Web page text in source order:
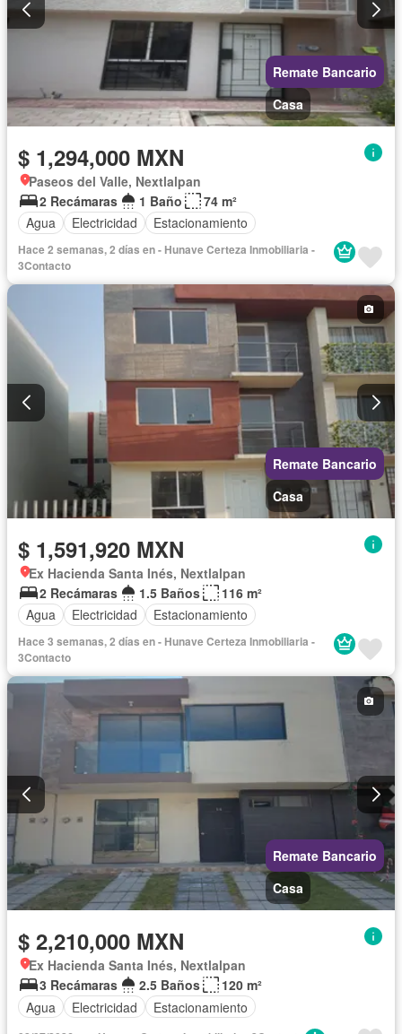
Remate Bancario
Casa
$ 1,294,000 MXN
Paseos del Valle, Nextlalpan
2 Recámaras
1 Baño
74 m²
Agua
Electricidad Estacionamiento
Hace 2 semanas, 2 días en - Hunave Certeza Inmobiliaria -
3Contacto
Remate Bancario
Casa
$ 1,591,920 MXN
Ex Hacienda Santa Inés, Nextlalpan
2 Recámaras
1.5 Baños
116 m²
Agua
Electricidad Estacionamiento
Hace 3 semanas, 2 días en - Hunave Certeza Inmobiliaria -
3Contacto
Remate Bancario
Casa
$ 2,210,000 MXN
Ex Hacienda Santa Inés, Nextlalpan
3 Recámaras
2.5 Baños
120 m²
Agua
Electricidad Estacionamiento